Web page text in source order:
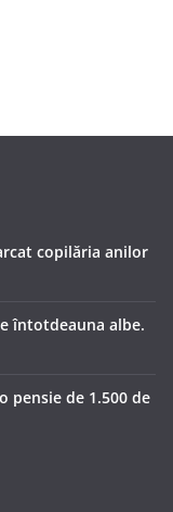
copilăria anilor
întotdeauna albe.
pensie de 1.500 de